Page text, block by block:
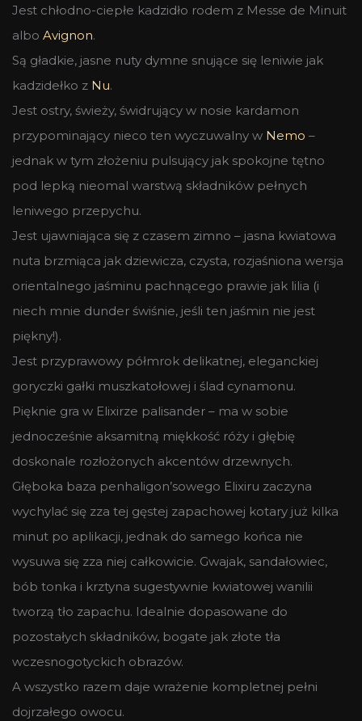
Jest chłodno-ciepłe kadzidło rodem z Messe de Minuit
albo Avignon.
Są gładkie, jasne nuty dymne snujące się leniwie jak
kadzidełko z Nu.
Jest ostry, świeży, świdrujący w nosie kardamon
przypominający nieco ten wyczuwalny w Nemo –
jednak w tym złożeniu pulsujący jak spokojne tętno
pod lepką nieomal warstwą składników pełnych
leniwego przepychu.
Jest ujawniająca się z czasem zimno – jasna kwiatowa
nuta brzmiąca jak dziewicza, czysta, rozjaśniona wersja
orientalnego jaśminu pachnącego prawie jak lilia (i
niech mnie dunder świśnie, jeśli ten jaśmin nie jest
piękny!).
Jest przyprawowy półmrok delikatnej, eleganckiej
goryczki gałki muszkatołowej i ślad cynamonu.
Pięknie gra w Elixirze palisander – ma w sobie
jednocześnie aksamitną miękkość róży i głębię
doskonale rozłożonych akcentów drzewnych.
Głęboka baza penhaligon’sowego Elixiru zaczyna
wychylać się zza tej gęstej zapachowej kotary już kilka
minut po aplikacji, jednak do samego końca nie
wysuwa się zza niej całkowicie. Gwajak, sandałowiec,
bób tonka i krztyna sugestywnie kwiatowej wanilii
tworzą tło zapachu. Idealnie dopasowane do
pozostałych składników, bogate jak złote tła
wczesnogotyckich obrazów.
A wszystko razem daje wrażenie kompletnej pełni
dojrzałego owocu.